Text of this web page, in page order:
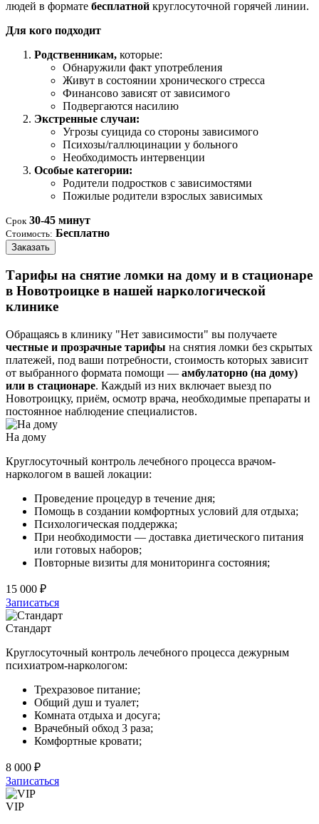
людей в формате бесплатной круглосуточной горячей линии.
Для кого подходит
Родственникам, которые:
Обнаружили факт употребления
Живут в состоянии хронического стресса
Финансово зависят от зависимого
Подвергаются насилию
Экстренные случаи:
Угрозы суицида со стороны зависимого
Психозы/галлюцинации у больного
Необходимость интервенции
Особые категории:
Родители подростков с зависимостями
Пожилые родители взрослых зависимых
Срок 30-45 минут
Стоимость: Бесплатно
Заказать
Тарифы на снятие ломки на дому и в стационаре
в Новотроицке в нашей наркологической
клинике
Обращаясь в клинику "Нет зависимости" вы получаете
честные и прозрачные тарифы на снятия ломки без скрытых
платежей, под ваши потребности, стоимость которых зависит
от выбранного формата помощи — амбулаторно (на дому)
или в стационаре. Каждый из них включает выезд по
Новотроицку, приём, осмотр врача, необходимые препараты и
постоянное наблюдение специалистов.
На дому
Круглосуточный контроль лечебного процесса врачом-
наркологом в вашей локации:
Проведение процедур в течение дня;
Помощь в создании комфортных условий для отдыха;
Психологическая поддержка;
При необходимости — доставка диетического питания
или готовых наборов;
Повторные визиты для мониторинга состояния;
15 000 ₽
Записаться
Стандарт
Круглосуточный контроль лечебного процесса дежурным
психиатром-наркологом:
Трехразовое питание;
Общий душ и туалет;
Комната отдыха и досуга;
Врачебный обход 3 раза;
Комфортные кровати;
8 000 ₽
Записаться
VIP